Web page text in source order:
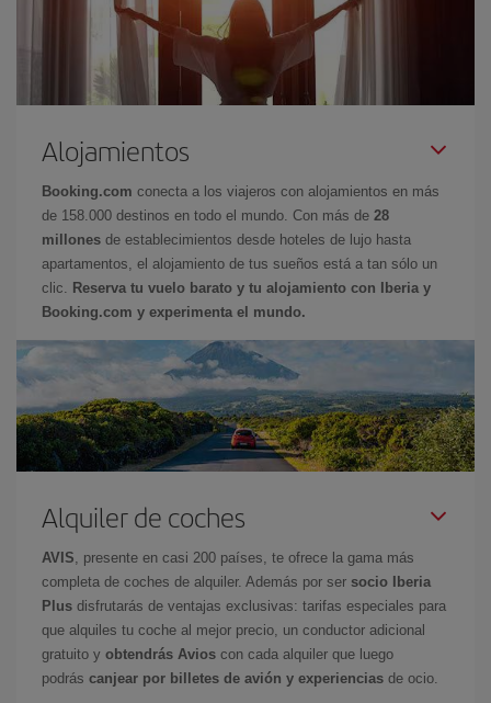
Alojamientos
Booking.com conecta a los viajeros con alojamientos en más
de 158.000 destinos en todo el mundo. Con más de 28
millones de establecimientos desde hoteles de lujo hasta
apartamentos, el alojamiento de tus sueños está a tan sólo un
clic.
Reserva tu vuelo barato y tu alojamiento con Iberia y
Booking.com y experimenta el mundo.
Alquiler de coches
AVIS , presente en casi 200 países, te ofrece la gama más
completa de coches de alquiler. Además por ser socio Iberia
Plus disfrutarás de ventajas exclusivas: tarifas especiales para
que alquiles tu coche al mejor precio, un conductor adicional
gratuito y obtendrás Avios con cada alquiler que luego
podrás canjear por billetes de avión y experiencias de ocio.